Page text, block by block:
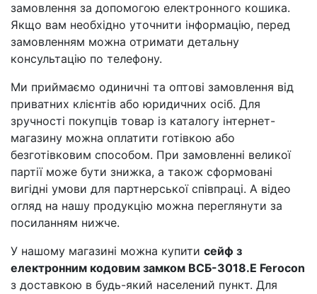
замовлення за допомогою електронного кошика.
Якщо вам необхідно уточнити інформацію, перед
замовленням можна отримати детальну
консультацію по телефону.
Ми приймаємо одиничні та оптові замовлення від
приватних клієнтів або юридичних осіб. Для
зручності покупців товар із каталогу інтернет-
магазину можна оплатити готівкою або
безготівковим способом. При замовленні великої
партії може бути знижка, а також сформовані
вигідні умови для партнерської співпраці. А відео
огляд на нашу продукцію можна переглянути за
посиланням нижче.
У нашому магазині можна купити сейф з
електронним кодовим замком ВСБ-3018.E Ferocon
з доставкою в будь-який населений пункт. Для